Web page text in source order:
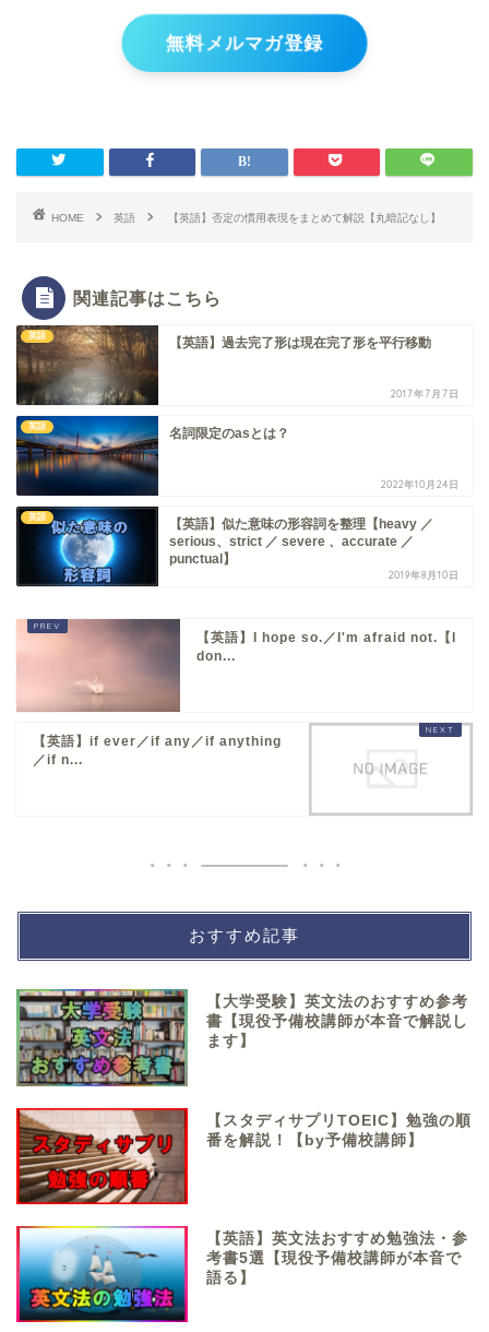
無料メルマガ登録
HOME 英語 【英語】否定の慣用表現をまとめて解説【丸暗記なし】
関連記事はこちら
英語 【英語】過去完了形は現在完了形を平行移動
2017年7月7日
英語 名詞限定のasとは？
2022年10月24日
英語
【英語】似た意味の形容詞を整理【heavy ／
serious、strict ／ severe 、accurate ／
punctual】
2019年8月10日
【英語】I hope so.／I'm afraid not.【I
don...
【英語】if ever／if any／if anything
／if n...
おすすめ記事
【大学受験】英文法のおすすめ参考
書【現役予備校講師が本音で解説し
ます】
【スタディサプリTOEIC】勉強の順
番を解説！【by予備校講師】
【英語】英文法おすすめ勉強法・参
考書5選【現役予備校講師が本音で
語る】